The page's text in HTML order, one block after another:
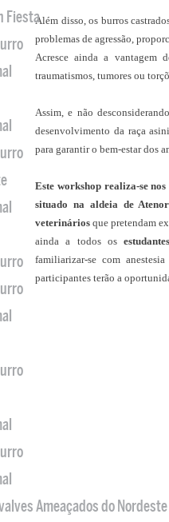
Além disso, os burros
problemas de agressão,
Acresce ainda a vantagem
traumatismos, tumores ou
Assim, e não
desenvolvimento da raça
para garantir o bem-estar dos
Este workshop realiza-se
situado na aldeia de
veterinários que pretendam
ainda a todos os
familiarizar-se com
participantes terão a
Fiesta
Ameaçados do